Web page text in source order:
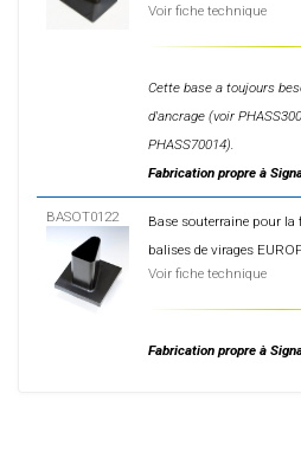
Voir fiche technique
Cette base a toujours
d'ancrage (voir
PHASS70014).
Fabrication propre à
BASOT0122
Base souterraine pour
balises de virages
Voir fiche technique
Fabrication propre à